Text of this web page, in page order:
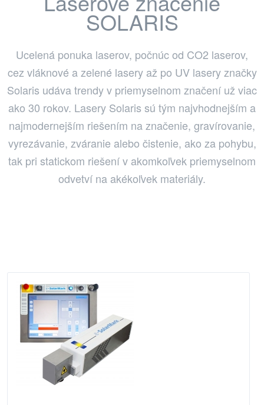
SOLARIS
Ucelená ponuka laserov, počnúc od CO2 laserov,
cez vláknové a zelené lasery až po UV lasery značky
Solaris udáva trendy v priemyselnom značení už viac
ako 30 rokov. Lasery Solaris sú tým najvhodnejším a
najmodernejším riešením na značenie, gravírovanie,
vyrezávanie, zváranie alebo čistenie, ako za pohybu,
tak pri statickom riešení v akomkoľvek priemyselnom
odvetví na akékoľvek materiály.